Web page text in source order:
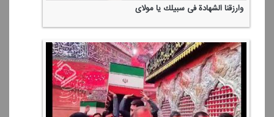
وارزقنا الشهادة فی سبیلك یا مولای